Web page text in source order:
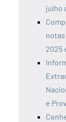
julho
2025
e